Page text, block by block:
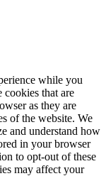
while you
cookies that are
as they are
of the website. We
and understand how
in your browser
to opt-out of these
may affect your